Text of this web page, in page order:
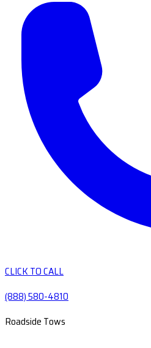
CLICK TO CALL
(888) 580-4810
Roadside Tows